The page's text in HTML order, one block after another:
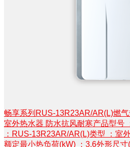
畅享系列RUS-13R23AR/AR(L)燃
室外热水器 防水抗风耐寒产品型号
：RUS-13R23AR/AR(L)类型 ：室
额定最小热负荷(kW) ：3.6外形尺寸